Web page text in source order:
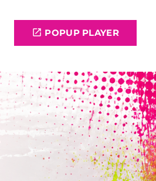
open_in_new POPUP PLAYER